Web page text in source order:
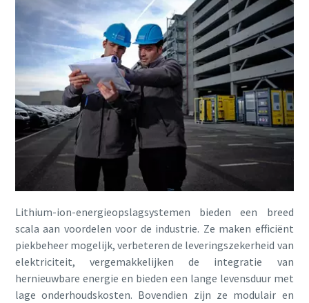
Lithium-ion-energieopslagsystemen bieden een breed
scala aan voordelen voor de industrie. Ze maken efficiënt
piekbeheer mogelijk, verbeteren de leveringszekerheid van
elektriciteit, vergemakkelijken de integratie van
hernieuwbare energie en bieden een lange levensduur met
lage onderhoudskosten. Bovendien zijn ze modulair en